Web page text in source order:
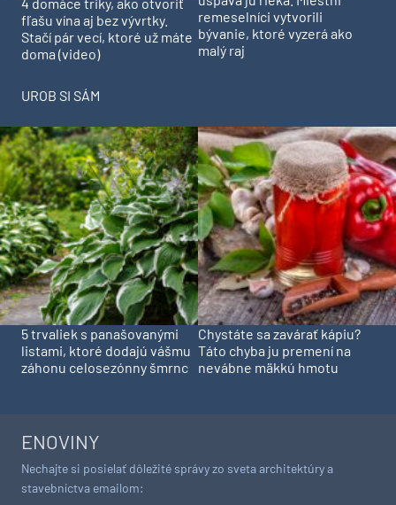
fľašu vína aj bez vývrtky.
Stačí pár vecí, ktoré už máte
doma (video)
remeselníci vytvorili
bývanie, ktoré vyzerá ako
malý raj
UROB SI SÁM
5 trvaliek s panašovanými
listami, ktoré dodajú vášmu
záhonu celosezónny šmrnc
Chystáte sa zavárať kápiu?
Táto chyba ju premení na
nevábne mäkkú hmotu
ENOVINY
Nechajte si posielať dôležité správy zo sveta architektúry a
stavebníctva emailom: